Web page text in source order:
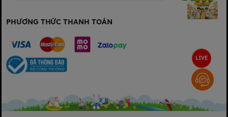
PHƯƠNG THỨC THANH TOÁN
LIVE